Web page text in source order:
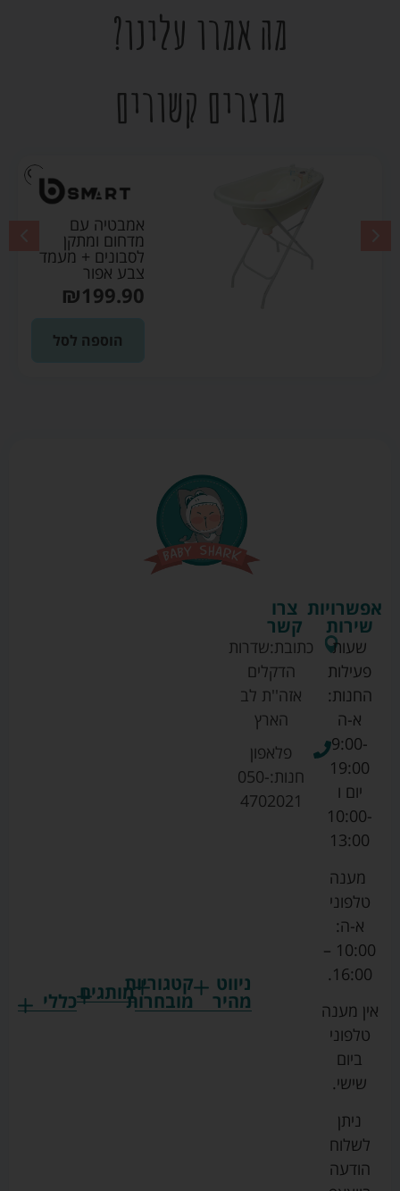
מה אמרו עלינו?
מוצרים קשורים
אמבטיה עם
מדחום ומתקן
לסבונים + מעמד
צבע אפור
₪199.90
הוספה לסל
ניווט
מהיר
קטגוריות
מובחרותמותגים
גרקו
כללי
צרו
קשר
כתובת:שדרות
הדקלים
אזה''ת לב
הארץ
פלאפון
חנות:050-
4702021
אפשרויות
שירות
שעות
פעילות
החנות:
א-ה
9:00-
19:00
יום ו
10:00-
13:00
מענה
טלפוני
א-ה:
10:00 –
16:00.
אין מענה
טלפוני
ביום
שישי.
ניתן
לשלוח
הודעה